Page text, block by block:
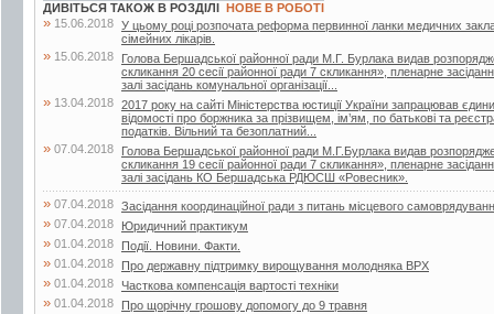
ДИВІТЬСЯ ТАКОЖ В РОЗДІЛІ НОВЕ В РОБОТІ
» 15.06.2018 У цьому році розпочата реформа первинної ланки медичних
сімейних лікарів.
» 15.06.2018
Голова Бершадської районної ради М.Г. Бурлака видав
скликання 20 сесії районної ради 7 скликання», пленарне
залі засідань комунальної організації...
» 13.04.2018 2017 року на сайті Міністерства юстиції України запрацював
відомості про боржника за прізвищем, ім’ям, по батькові та
податків. Вільний та безоплатний...
» 07.04.2018
Голова Бершадської районної ради М.Г.Бурлака видав
скликання 19 сесії районної ради 7 скликання», пленарне
залі засідань КО Бершадська РДЮСШ «Ровесник».
» 07.04.2018 Засідання координаційної ради з питань місцевого
» 07.04.2018 Юридичний практикум
» 01.04.2018 Події. Новини. Факти.
» 01.04.2018 Про державну підтримку вирощування молодняка ВРХ
» 01.04.2018 Часткова компенсація вартості техніки
» 01.04.2018 Про щорічну грошову допомогу до 9 травня